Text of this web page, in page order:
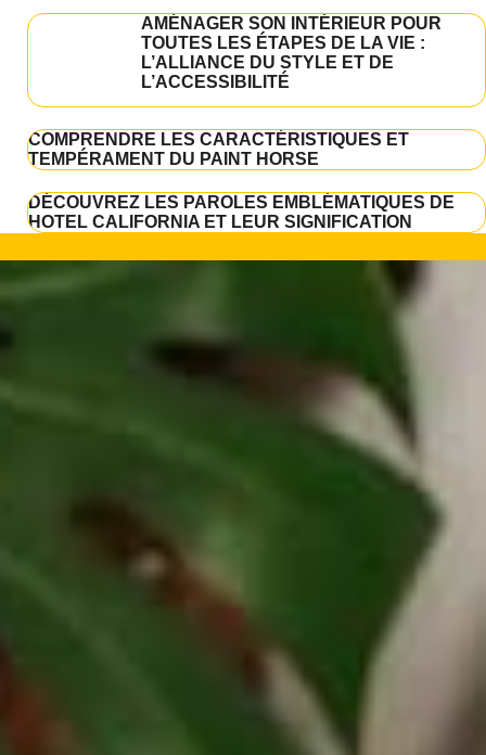
AMÉNAGER SON INTÉRIEUR POUR
TOUTES LES ÉTAPES DE LA VIE :
L’ALLIANCE DU STYLE ET DE
L’ACCESSIBILITÉ
COMPRENDRE LES CARACTÉRISTIQUES ET
TEMPÉRAMENT DU PAINT HORSE
DÉCOUVREZ LES PAROLES EMBLÉMATIQUES DE
HOTEL CALIFORNIA ET LEUR SIGNIFICATION